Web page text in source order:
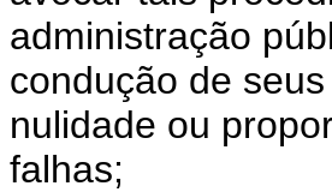
administração
condução de
nulidade ou
falhas;